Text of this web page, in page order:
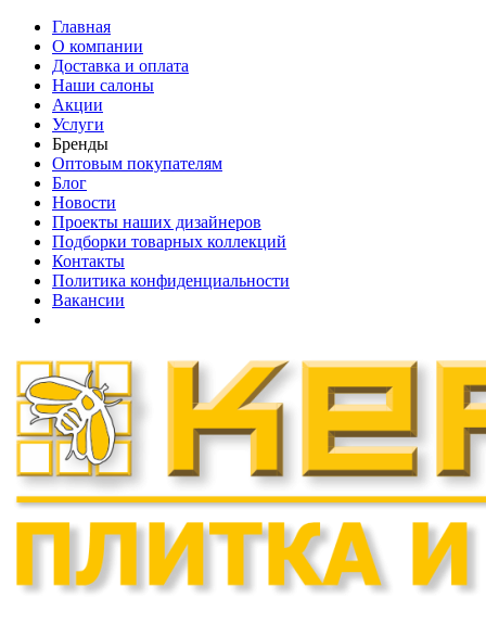
Главная
О компании
Доставка и оплата
Наши cалоны
Акции
Услуги
Бренды
Оптовым покупателям
Блог
Новости
Проекты наших дизайнеров
Подборки товарных коллекций
Контакты
Политика конфиденциальности
Вакансии